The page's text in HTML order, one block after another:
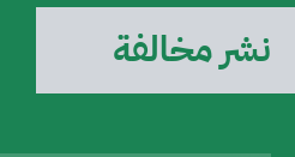
نشر مخالفة